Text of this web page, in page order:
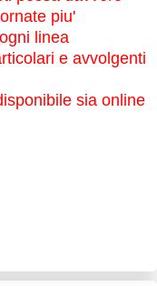
piu'
linea
e avvolgenti
sia online